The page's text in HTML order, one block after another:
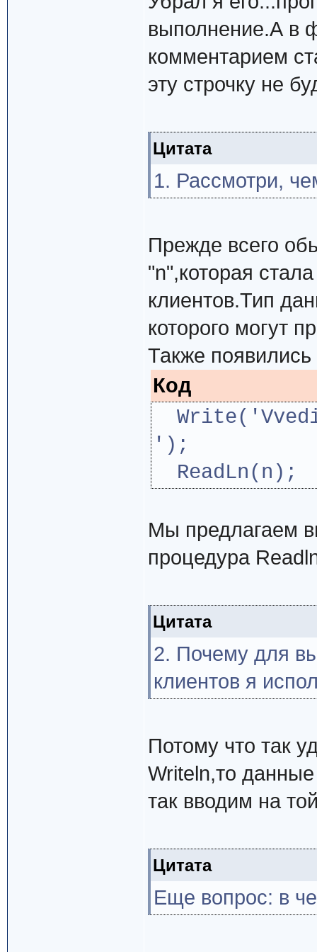
выполнение.А в
комментарием
эту строчку не
Цитата
1. Рассмотри,
Прежде всего
"n",которая
клиентов.Тип
которого могут
Также
Код
');
Мы предлагаем
процедура
Цитата
2. Почему для
клиентов я
Потому что так
Writeln,то
так вводим на
Цитата
Еще вопрос: в